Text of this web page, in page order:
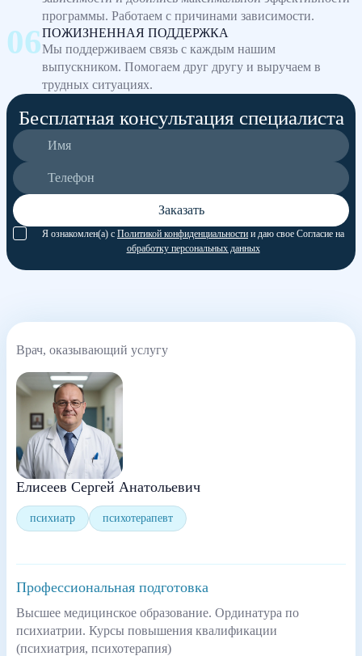
программы. Работаем с причинами зависимости.
ПОЖИЗНЕННАЯ ПОДДЕРЖКА
Мы поддерживаем связь с каждым нашим
выпускником. Помогаем друг другу и выручаем в
трудных ситуациях.
Бесплатная консультация специалиста
Заказать
Я ознакомлен(а) с Политикой конфиденциальности и даю свое Согласие на
обработку персональных данных
Врач, оказывающий услугу
Елисеев Сергей Анатольевич
психиатр психотерапевт
Профессиональная подготовка
Высшее медицинское образование. Ординатура по
психиатрии. Курсы повышения квалификации
(психиатрия, психотерапия)